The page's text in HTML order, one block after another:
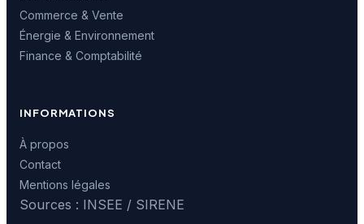
Commerce & Vente
Énergie & Environnement
Finance & Comptabilité
INFORMATIONS
À propos
Contact
Mentions légales
Sources : INSEE / SIRENE